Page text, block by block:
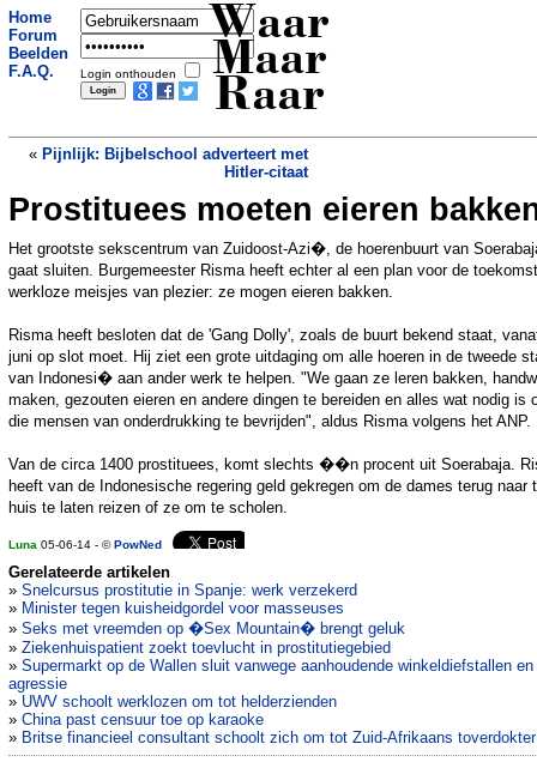
Home
Forum
Beelden
F.A.Q.
Login onthouden
Waar
Maar
Raar
« Pijnlijk: Bijbelschool adverteert met
Hitler-citaat
Sekspop verkoopt auto»
Prostituees moeten eieren
Het grootste sekscentrum van Zuidoost-Azi�, de hoerenbuurt van
gaat sluiten. Burgemeester Risma heeft echter al een plan voor de
werkloze meisjes van plezier: ze mogen eieren bakken.
Risma heeft besloten dat de 'Gang Dolly', zoals de buurt bekend staat,
juni op slot moet. Hij ziet een grote uitdaging om alle hoeren in de tweede
van Indonesi� aan ander werk te helpen. "We gaan ze leren bakken,
maken, gezouten eieren en andere dingen te bereiden en alles wat nodig is
die mensen van onderdrukking te bevrijden", aldus Risma volgens het ANP.
Van de circa 1400 prostituees, komt slechts ��n procent uit Soerabaja.
heeft van de Indonesische regering geld gekregen om de dames terug naar
huis te laten reizen of ze om te scholen.
Luna 05-06-14 - ©PowNed
Gerelateerde artikelen
» Snelcursus prostitutie in Spanje: werk verzekerd
» Minister tegen kuisheidgordel voor masseuses
» Seks met vreemden op �Sex Mountain� brengt geluk
» Ziekenhuispatient zoekt toevlucht in prostitutiegebied
» Supermarkt op de Wallen sluit vanwege aanhoudende winkeldiefstallen en
agressie
» UWV schoolt werklozen om tot helderzienden
» China past censuur toe op karaoke
» Britse financieel consultant schoolt zich om tot Zuid-Afrikaans toverdokter